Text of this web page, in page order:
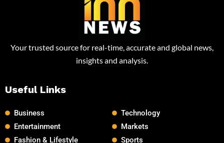
Your trusted source for real-time, accurate and global news,
insights and analysis.
Useful Links
Business
Entertainment
Fashion & Lifestyle
Technology
Markets
Sports